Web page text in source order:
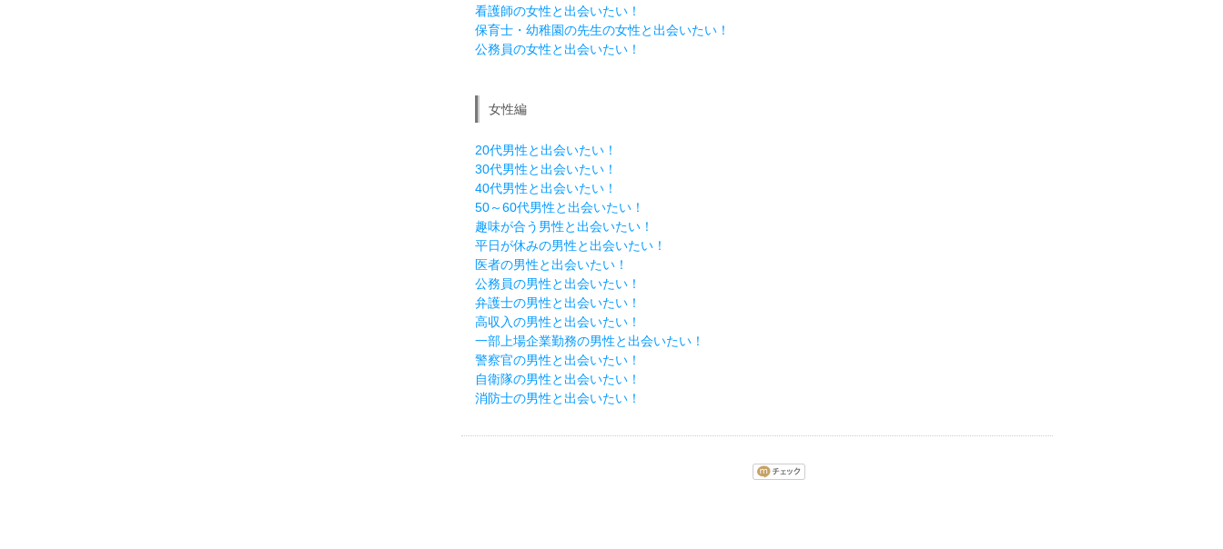
看護師の女性と出会いたい！
保育士・幼稚園の先生の女性と出会いたい！
公務員の女性と出会いたい！
女性編
20代男性と出会いたい！
30代男性と出会いたい！
40代男性と出会いたい！
50～60代男性と出会いたい！
趣味が合う男性と出会いたい！
平日が休みの男性と出会いたい！
医者の男性と出会いたい！
公務員の男性と出会いたい！
弁護士の男性と出会いたい！
高収入の男性と出会いたい！
一部上場企業勤務の男性と出会いたい！
警察官の男性と出会いたい！
自衛隊の男性と出会いたい！
消防士の男性と出会いたい！